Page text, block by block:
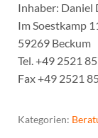
Inhaber: Daniel
Im Soestkamp
59269 Beckum
Tel. +49 2521
Fax +49 2521
Kategorien: